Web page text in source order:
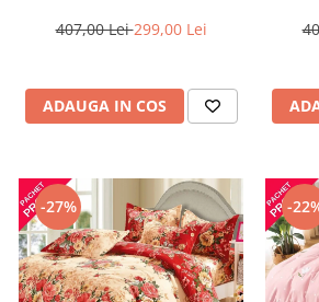
407,00 Lei299,00 Lei
ADAUGA IN COS
-27% -